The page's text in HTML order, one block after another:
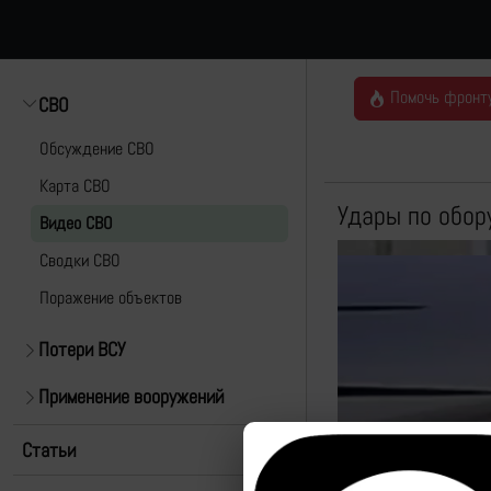
СВО
Обсуждение СВО
Карта СВО
Видео СВО
Cводки СВО
Поражение объектов
Потери ВСУ
Применение вооружений
Статьи
Помочь
Удары по